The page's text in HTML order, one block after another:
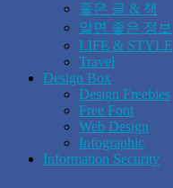
좋은 글 & 책
알면 좋은 정보
LIFE & STYLE
Travel
Design Box
Design Freebies
Free Font
Web Design
Infographic
Information Security